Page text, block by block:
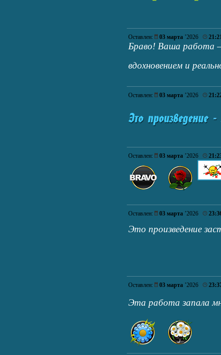
Оставлен: 03 марта ’2026
Браво! Ваша работа
вдохновением и
Оставлен: 03 марта ’2026
Оставлен: 03 марта ’2026
Оставлен: 03 марта ’2026
Это произведение
Оставлен: 03 марта ’2026
Эта работа запала